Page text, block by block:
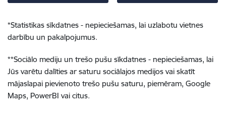
*Statistikas sīkdatnes - nepieciešamas, lai uzlabotu vietnes
darbību un pakalpojumus.
**Sociālo mediju un trešo pušu sīkdatnes - nepieciešamas, lai
Jūs varētu dalīties ar saturu sociālajos medijos vai skatīt
mājaslapai pievienoto trešo pušu saturu, piemēram, Google
Maps, PowerBI vai citus.